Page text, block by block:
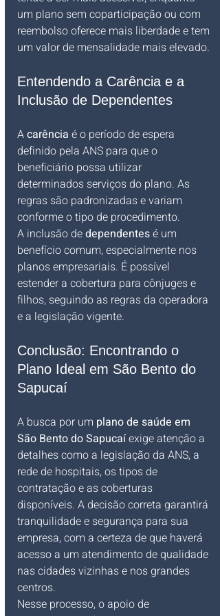
um plano sem coparticipação ou com
reembolso oferece mais liberdade e tem
um valor de mensalidade mais elevado.
Entendendo a Carência e a
Inclusão de Dependentes
A carência é o período de espera
definido pela ANS para que o
beneficiário possa utilizar
determinados serviços do plano. As
regras são padronizadas e variam
conforme o tipo de procedimento.
A inclusão de dependentes é um
benefício comum, especialmente nos
planos empresariais. É possível
estender a cobertura para cônjuges e
filhos, seguindo as regras da operadora
e a legislação vigente.
Conclusão: Encontrando o
Plano Ideal em São Bento do
Sapucaí
A busca por um plano de saúde em
São Bento do Sapucaí exige atenção a
detalhes como a legislação da ANS, a
rede de hospitais, os tipos de
contratação e as coberturas
disponíveis. A decisão correta garantirá
tranquilidade e segurança para sua
empresa, com a certeza de que haverá
acesso a um atendimento de qualidade
nas cidades vizinhas e nos grandes
centros.
Nesse processo, o apoio de